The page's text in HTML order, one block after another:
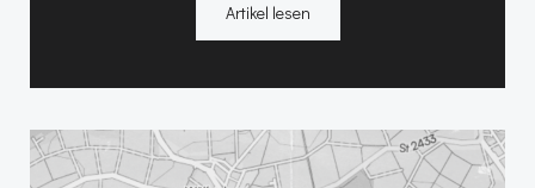
Artikel lesen